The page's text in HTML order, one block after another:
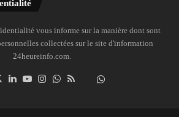
vous informe sur la manière dont sont
collectées sur le site d'information
24heureinfo.com.
X LinkedinYouTubeInstagramWhatsAppDailymotion